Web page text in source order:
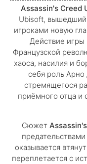
Assassin's Creed
Ubisoft, вышедший
игроками новую
Действие игры
Французской
хаоса, насилия и
себя роль Арно
стремящегося
приёмного отца и
Сюжет
оказывается
переплетается с